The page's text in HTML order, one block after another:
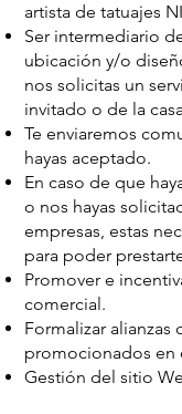
artista de tatuajes
Ser intermediario
ubicación y/o
nos solicitas un
invitado o de la
Te enviaremos
hayas aceptado.
En caso de que
o nos hayas
empresas, estas
para poder
Promover e
comercial.
Formalizar alianzas
promocionados en
Gestión del sitio